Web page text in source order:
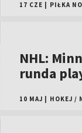
17 CZE PIŁKA
NHL:
runda
10 MAJ HOKEJ /